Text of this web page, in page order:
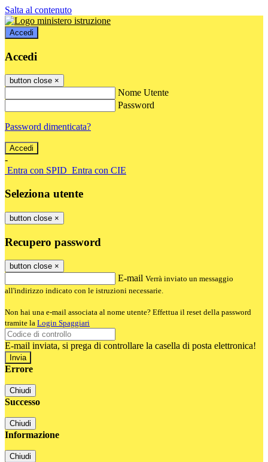
Salta al contenuto
Accedi
Accedi
button close ×
Nome Utente
Password
Password dimenticata?
-
Entra con SPID Entra con CIE
Seleziona utente
button close ×
Recupero password
button close ×
E-mail Verrà inviato un messaggio
all'indirizzo indicato con le istruzioni necessarie.
Non hai una e-mail associata al nome utente? Effettua il reset della password
tramite la Login Spaggiari
E-mail inviata, si prega di controllare la casella di posta elettronica!
Errore
Chiudi
Successo
Chiudi
Informazione
Chiudi